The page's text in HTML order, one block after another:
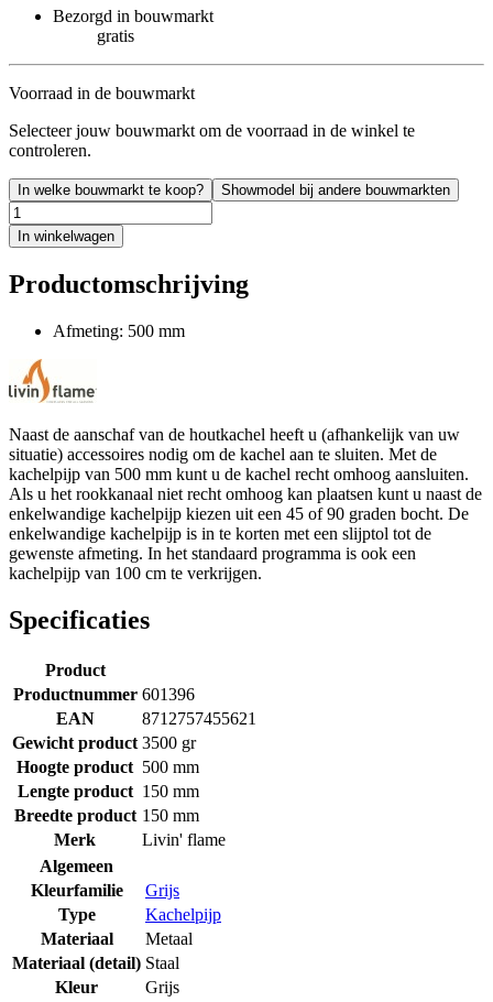
Bezorgd in bouwmarkt
gratis
Voorraad in de bouwmarkt
Selecteer jouw bouwmarkt om de voorraad in de winkel te
controleren.
In welke bouwmarkt te koop? Showmodel bij andere bouwmarkten
In winkelwagen
Productomschrijving
Afmeting: 500 mm
Naast de aanschaf van de houtkachel heeft u (afhankelijk van uw
situatie) accessoires nodig om de kachel aan te sluiten. Met de
kachelpijp van 500 mm kunt u de kachel recht omhoog aansluiten.
Als u het rookkanaal niet recht omhoog kan plaatsen kunt u naast de
enkelwandige kachelpijp kiezen uit een 45 of 90 graden bocht. De
enkelwandige kachelpijp is in te korten met een slijptol tot de
gewenste afmeting. In het standaard programma is ook een
kachelpijp van 100 cm te verkrijgen.
Specificaties
Product
Productnummer 601396
EAN
8712757455621
Gewicht product 3500 gr
Hoogte product 500 mm
Lengte product 150 mm
Breedte product 150 mm
Merk
Livin' flame
Algemeen
Kleurfamilie
Grijs
Type
Kachelpijp
Materiaal
Metaal
Materiaal (detail) Staal
Kleur
Grijs